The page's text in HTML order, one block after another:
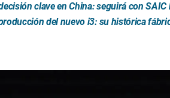
clave en China: seguirá con
del nuevo i3: su histórica